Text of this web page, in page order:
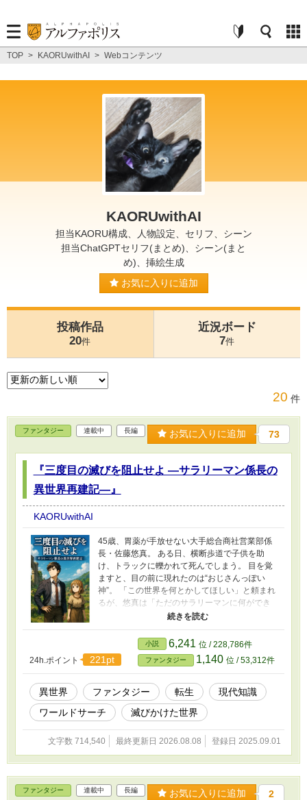
TOP > KAORUwithAI > Webコンテンツ
KAORUwithAI
担当KAORU構成、人物設定、セリフ、シーン
担当ChatGPTセリフ(まとめ)、シーン(まと
め)、挿絵生成
お気に入りに追加
投稿作品
20件
近況ボード
7件
20 件
ファンタジー 連載中 長編 お気に入りに追加 73
『三度目の滅びを阻止せよ ―サラリーマン係長の
異世界再建記―』
KAORUwithAI
45歳、胃薬が手放せない大手総合商社営業部係
長・佐藤悠真。 ある日、横断歩道で子供を助
け、トラックに轢かれて死んでしまう。 目を覚
ますと、目の前に現れたのは“おじさんっぽい
神”。 「この世界を何とかしてほしい」と頼まれ
るが、悠真は「ただのサラリーマンに何ができ
る」と拒否。 しかし神は、「ならこの世界は三
結局、悠真は渋々承諾。 与えられたのは“現実知
識”と“ワールドサーチ”――地球の知識すら検索
できる探索魔法。 さらに肉体は20歳に若返り、
滅びかけの異世界に送り込まれた。 衛生観念も
なく、食糧も乏しく、二度の滅びで人々は絶望
の淵にある。 だが、係長として培った経験と知
識を武器に、悠真は人々をまとめ、再び世界を
滅び”を阻止するために挑む、ひとりの中年係長
の異世界再建記である。
24h.ポイント 221pt
小説 6,241 位 / 228,786件
ファンタジー 1,140 位 / 53,312件
異世界 ファンタジー 転生
現代知識
ワールドサーチ
滅びかけた世界
文字数 714,540 最終更新日 2026.08.08 登録日 2025.09.01
ファンタジー 連載中 長編 お気に入りに追加 2